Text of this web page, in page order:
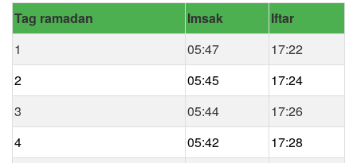
Tag ramadan Imsak
Iftar
1
05:47
17:22
2
05:45
17:24
3
05:44
17:26
4
05:42
17:28